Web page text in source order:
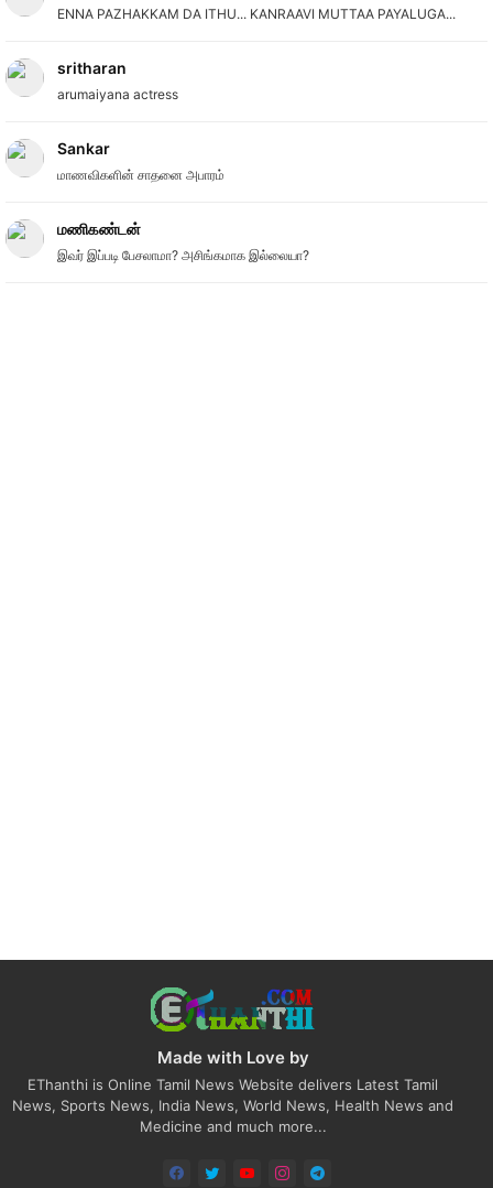
ENNA PAZHAKKAM DA ITHU... KANRAAVI MUTTAA PAYALUGA...
sritharan
arumaiyana actress
Sankar
மாணவிகளின் சாதனை அபாரம்
மணிகண்டன்
இவர் இப்படி பேசலாமா? அசிங்கமாக இல்லையா?
Made with Love by
EThanthi is Online Tamil News Website delivers Latest Tamil
News, Sports News, India News, World News, Health News and
Medicine and much more...